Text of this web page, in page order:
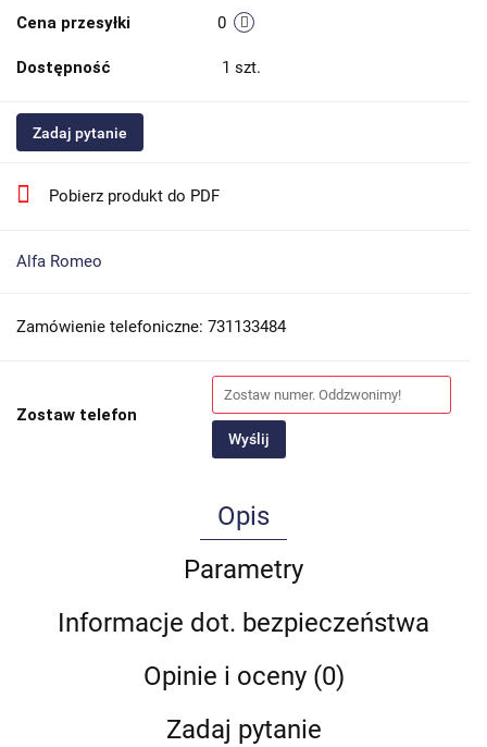
Cena przesyłki 0
Dostępność 1 szt.
Zadaj pytanie
Pobierz produkt do PDF
Alfa Romeo
Zamówienie telefoniczne: 731133484
Zostaw telefon
Wyślij
Opis
Parametry
Informacje dot. bezpieczeństwa
Opinie i oceny (0)
Zadaj pytanie